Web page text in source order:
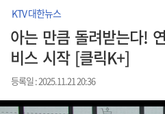
KTV 대한뉴스
아는 만큼 돌려받는다!
비스 시작 [클릭K+]
등록일 : 2025.11.21 20:36